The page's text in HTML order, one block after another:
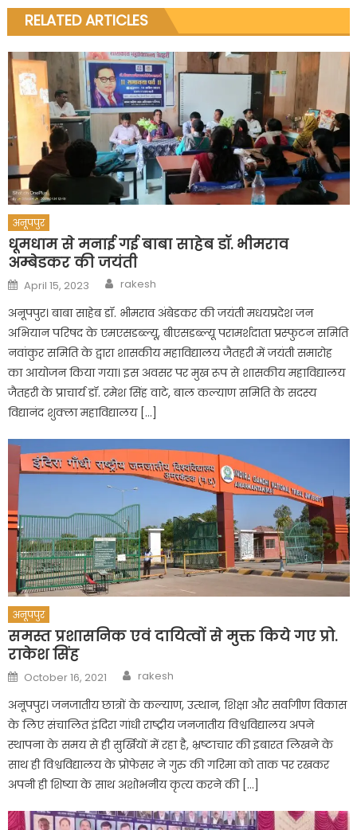
RELATED ARTICLES
अनूपपुर
धूमधाम से मनाई गई बाबा साहेब डॉ. भीमराव
अम्बेडकर की जयंती
Posted
on
April 15, 2023 Author
rakesh
अनूपपुर। बाबा साहेब डॉ. भीमराव अंबेडकर की जयंती मधयप्रदेश जन
अभियान परिषद के एमएसडब्ल्यू, बीएसडब्ल्यू परामर्शदाता प्रस्फुटन समिति
नवांकुर समिति के द्वारा शासकीय महाविद्यालय जैतहरी में जयंती समारोह
का आयोजन किया गया। इस अवसर पर मुख रूप से शासकीय महाविद्यालय
जैतहरी के प्राचार्य डॉ. रमेश सिंह वाटे, बाल कल्याण समिति के सदस्य
विद्यानंद शुक्ला महाविद्यालय […]
अनूपपुर
समस्त प्रशासनिक एवं दायित्वों से मुक्त किये गए प्रो.
राकेश सिंह
Posted
on
October 16, 2021 Author
rakesh
अनूपपुर। जनजातीय छात्रों के कल्याण, उत्थान, शिक्षा और सर्वागीण विकास
के लिए संचालित इंदिरा गांधी राष्ट्रीय जनजातीय विश्वविद्यालय अपने
स्थापना के समय से ही सुर्खियों में रहा है, भ्रष्टाचार की इबारत लिखने के
साथ ही विश्वविद्यालय के प्रोफेसर ने गुरु की गरिमा को ताक पर रखकर
अपनी ही शिष्या के साथ अशोभनीय कृत्य करने की […]